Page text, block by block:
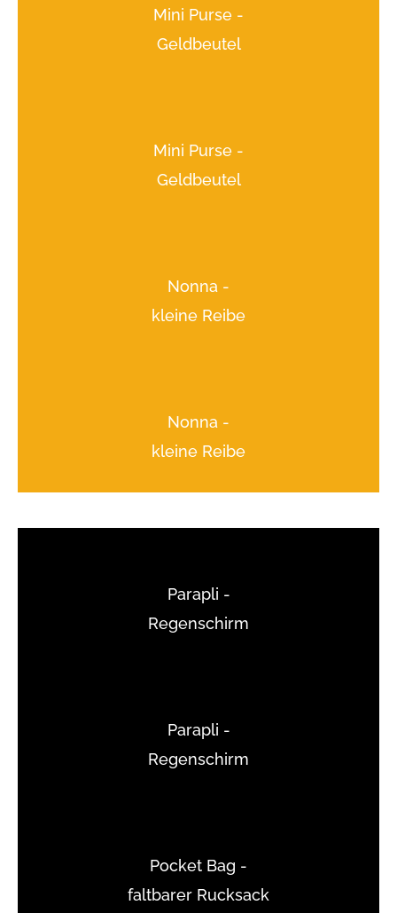
Mini Purse -
Geldbeutel
Mini Purse -
Geldbeutel
Nonna -
kleine Reibe
Nonna -
kleine Reibe
Parapli -
Regenschirm
Parapli -
Regenschirm
Pocket Bag -
faltbarer Rucksack